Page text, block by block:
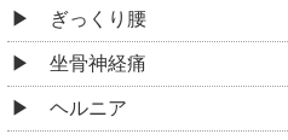
ぎっくり腰
坐骨神経痛
ヘルニア